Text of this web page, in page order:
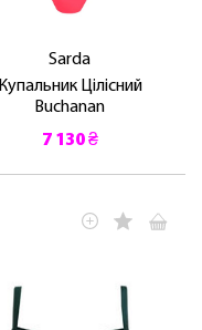
Sarda
Купальник Цілісний
Buchanan
7 130 ₴